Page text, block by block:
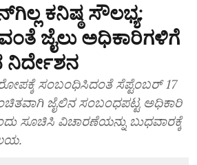
ಕನಿಷ್ಠ ಸೌಲಭ್ಯ:
ಜೈಲು ಅಧಿಕಾರಿಗಳಿಗೆ
ಸಂಬಂಧಿಸಿದಂತೆ ಸೆಪ್ಟೆಂಬರ್‌ 17
ಜೈಲಿನ ಸಂಬಂಧಪಟ್ಟ ಅಧಿಕಾರಿ
ಸೂಚಿಸಿ ವಿಚಾರಣೆಯನ್ನು ಬುಧವಾರಕ್ಕೆ